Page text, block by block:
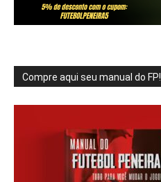
Compre aqui seu manual do FP!